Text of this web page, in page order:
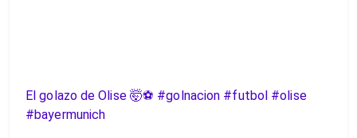
El golazo de Olise 🤯⚽️ #golnacion #futbol #olise
#bayermunich